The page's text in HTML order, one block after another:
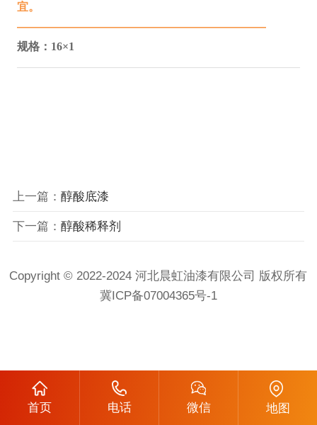
宜。
——————————————————————
规格： 16×1
—————————————————————————
上一篇： 醇酸底漆
下一篇： 醇酸稀释剂
Copyright © 2022-2024 河北晨虹油漆有限公司 版权所有
冀ICP备07004365号-1
首页 电话 微信 地图